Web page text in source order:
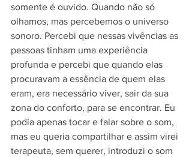
somente é ouvido. Quando não só
olhamos, mas percebemos o universo
sonoro. Percebi que nessas vivências as
pessoas tinham uma experiência
profunda e percebi que quando elas
procuravam a essência de quem elas
eram, era necessário viver, sair da sua
zona do conforto, para se encontrar. Eu
podia apenas tocar e falar sobre o som,
mas eu queria compartilhar e assim virei
terapeuta, sem querer, introduzi o som